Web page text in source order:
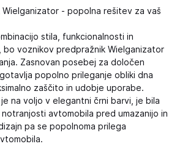
- popolna rešitev za vaš
stila, funkcionalnosti in
bo voznikov predpražnik Wielganizator
Zasnovan posebej za določen
popolno prileganje obliki dna
zaščito in udobje uporabe.
na voljo v elegantni črni barvi, je bila
avtomobila pred umazanijo in
pa se popolnoma prilega